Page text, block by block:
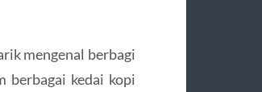
mengenal berbagi
berbagai kedai kopi